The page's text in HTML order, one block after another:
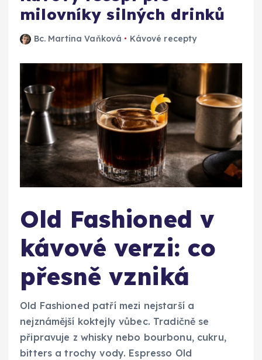
milovníky silných drinků
Bc. Martina Vaňková Kávové recepty
Old Fashioned v
kávové verzi: co
přesně vzniká
Old Fashioned patří mezi nejstarší a
nejznámější koktejly vůbec. Tradičně se
připravuje z whisky nebo bourbonu, cukru,
bitters a trochy vody. Espresso Old